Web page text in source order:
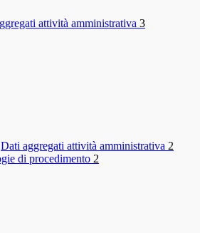
attività amministrativa 3
Dati aggregati attività amministrativa 2
di procedimento 2